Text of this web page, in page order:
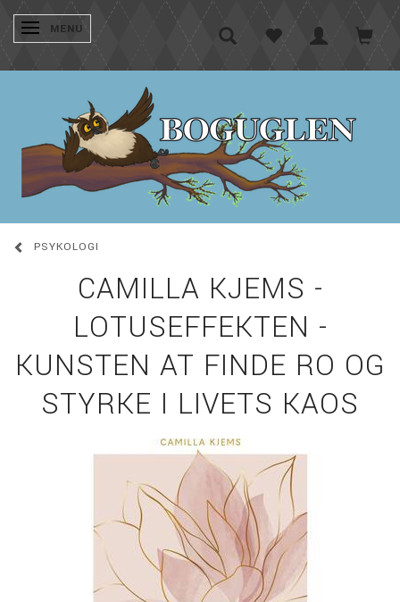
SKIFTE NAVIGATION
MENU
PSYKOLOGI
CAMILLA KJEMS -
LOTUSEFFEKTEN -
KUNSTEN AT FINDE RO OG
STYRKE I LIVETS KAOS